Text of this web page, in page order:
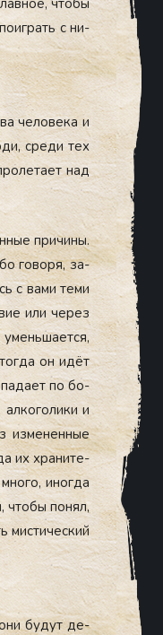
что­бы
с ни­
че­лове­ка и
сре­ди тех
над
при­чины.
го­воря, за­
с ва­ми те­ми
или че­рез
он идёт
по бо­
и
из­ме­нен­ные
их хра­ните­
иног­да
что­бы по­нял,
мис­ти­чес­кий
они бу­дут де­